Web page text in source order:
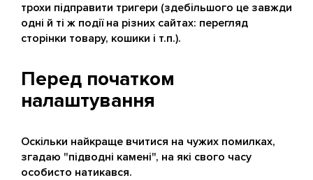
трохи підправити тригери (здебільшого це завжди
одні й ті ж події на різних сайтах: перегляд
сторінки товару, кошики і т.п.).
Перед початком
налаштування
Оскільки найкраще вчитися на чужих помилках,
згадаю "підводні камені", на які свого часу
особисто натикався.